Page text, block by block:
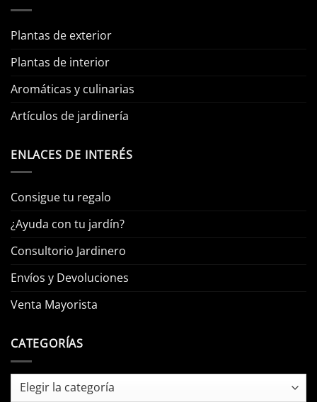
Plantas de exterior
Plantas de interior
Aromáticas y culinarias
Artículos de jardinería
ENLACES DE INTERÉS
Consigue tu regalo
¿Ayuda con tu jardín?
Consultorio Jardinero
Envíos y Devoluciones
Venta Mayorista
CATEGORÍAS
Categorías